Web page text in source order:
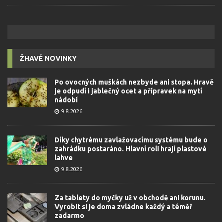
ŽHAVÉ NOVINKY
Po ovocných muškách nezbyde ani stopa. Hravě
je odpudí i jablečný ocet a přípravek na mytí
nádobí
9.8.2026
Díky chytrému zavlažovacímu systému bude o
zahrádku postaráno. Hlavní roli hrají plastové
lahve
9.8.2026
Za tablety do myčky už v obchodě ani korunu.
Vyrobit si je doma zvládne každý a téměř
zadarmo